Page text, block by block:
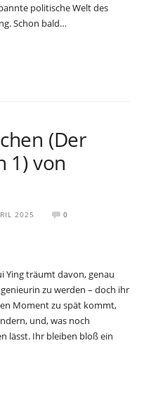
politische Welt des
Schon bald…
(Der
1) von
2025 0
Ying träumt davon, genau
zu werden – doch ihr
Moment zu spät kommt,
und, was noch
lässt. Ihr bleiben bloß ein